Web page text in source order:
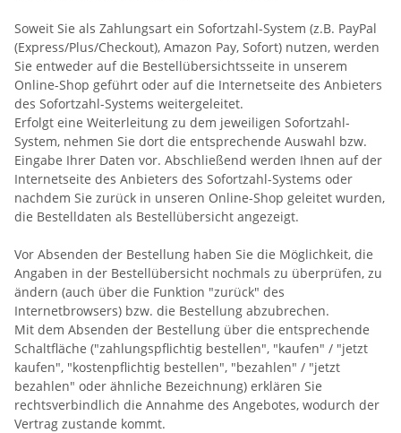
Soweit Sie als Zahlungsart ein Sofortzahl-System (z.B. PayPal
(Express/Plus/Checkout), Amazon Pay, Sofort) nutzen, werden
Sie entweder auf die Bestellübersichtsseite in unserem
Online-Shop geführt oder auf die Internetseite des Anbieters
des Sofortzahl-Systems weitergeleitet.
Erfolgt eine Weiterleitung zu dem jeweiligen Sofortzahl-
System, nehmen Sie dort die entsprechende Auswahl bzw.
Eingabe Ihrer Daten vor. Abschließend werden Ihnen auf der
Internetseite des Anbieters des Sofortzahl-Systems oder
nachdem Sie zurück in unseren Online-Shop geleitet wurden,
die Bestelldaten als Bestellübersicht angezeigt.
Vor Absenden der Bestellung haben Sie die Möglichkeit, die
Angaben in der Bestellübersicht nochmals zu überprüfen, zu
ändern (auch über die Funktion "zurück" des
Internetbrowsers) bzw. die Bestellung abzubrechen.
Mit dem Absenden der Bestellung über die entsprechende
Schaltfläche ("zahlungspflichtig bestellen", "kaufen" / "jetzt
kaufen", "kostenpflichtig bestellen", "bezahlen" / "jetzt
bezahlen" oder ähnliche Bezeichnung) erklären Sie
rechtsverbindlich die Annahme des Angebotes, wodurch der
Vertrag zustande kommt.